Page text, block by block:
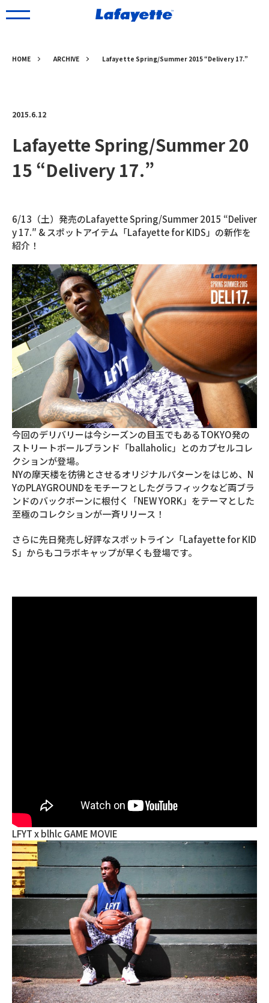
HOME ARCHIVE Lafayette Spring/Summer 2015 “Delivery 17.”
2015.6.12
Lafayette Spring/Summer 20
15 “Delivery 17.”
6/13（土）発売のLafayette Spring/Summer 2015 “Deliver
y 17.″ & スポットアイテム「Lafayette for KIDS」の新作を
紹介！
今回のデリバリーは今シーズンの目玉でもあるTOKYO発の
ストリートボールブランド「ballaholic」とのカプセルコレ
クションが登場。
NYの摩天楼を彷彿とさせるオリジナルパターンをはじめ、N
YのPLAYGROUNDをモチーフとしたグラフィックなど両ブラ
ンドのバックボーンに根付く「NEW YORK」をテーマとした
至極のコレクションが一斉リリース！
さらに先日発売し好評なスポットライン「Lafayette for KID
S」からもコラボキャップが早くも登場です。
LFYT x blhlc GAME MOVIE